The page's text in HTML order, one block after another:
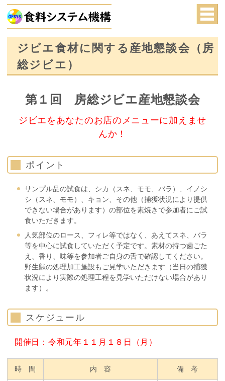
ジビエ食材に関する産地懇談会（房
総ジビエ）
第１回 房総ジビエ産地懇談会
ジビエをあなたのお店のメニューに加えませ
んか！
ポイント
サンプル品の試食は、シカ（スネ、モモ、バラ）、イノシ
シ（スネ、モモ）、キョン、その他（捕獲状況により提供
できない場合があります）の部位を素焼きで参加者にご試
食いただきます。
人気部位のロース、フィレ等ではなく、あえてスネ、バラ
等を中心に試食していただく予定です。素材の持つ歯ごた
え、香り、味等を参加者ご自身の舌で確認してください。
野生獣の処理加工施設もご見学いただきます（当日の捕獲
状況により実際の処理工程を見学いただけない場合があり
ます）。
スケジュール
開催日：令和元年１１月１８日（月）
時 間 内 容 備 考